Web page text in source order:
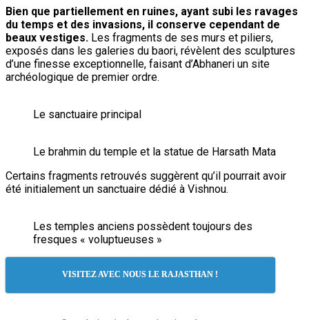
Bien que partiellement en ruines, ayant subi les ravages
du temps et des invasions, il conserve cependant de
beaux vestiges. Les fragments de ses murs et piliers,
exposés dans les galeries du baori, révèlent des sculptures
d’une finesse exceptionnelle, faisant d’Abhaneri un site
archéologique de premier ordre.
Le sanctuaire principal
Le brahmin du temple et la statue de Harsath Mata
Certains fragments retrouvés suggèrent qu’il pourrait avoir
été initialement un sanctuaire dédié à Vishnou.
Les temples anciens possèdent toujours des
fresques « voluptueuses »
VISITEZ AVEC NOUS LE RAJASTHAN !